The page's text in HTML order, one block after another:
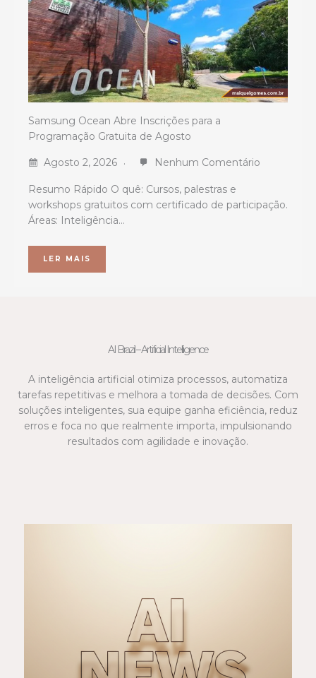
Samsung Ocean Abre Inscrições para a
Programação Gratuita de Agosto
Agosto 2, 2026 Nenhum Comentário
Resumo Rápido O quê: Cursos, palestras e
workshops gratuitos com certificado de participação.
Áreas: Inteligência…
LER MAIS
AI Brazil – Artificial Intelligence
A inteligência artificial otimiza processos, automatiza
tarefas repetitivas e melhora a tomada de decisões. Com
soluções inteligentes, sua equipe ganha eficiência, reduz
erros e foca no que realmente importa, impulsionando
resultados com agilidade e inovação.